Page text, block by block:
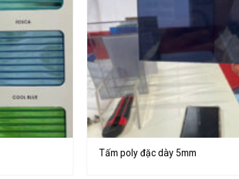
Tấm poly đặc dày 5mm